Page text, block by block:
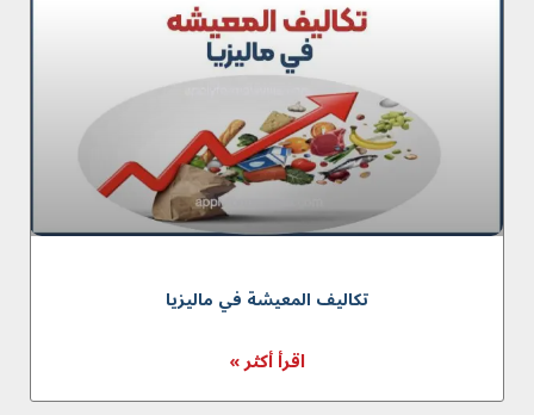
تکالیف المعیشة في ماليزيا
اقرأ أكثر »